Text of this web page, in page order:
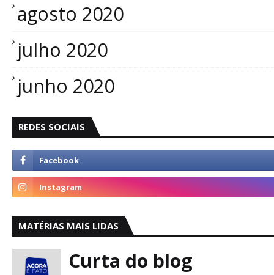
agosto 2020
julho 2020
junho 2020
REDES SOCIAIS
MATÉRIAS MAIS LIDAS
Curta do blog